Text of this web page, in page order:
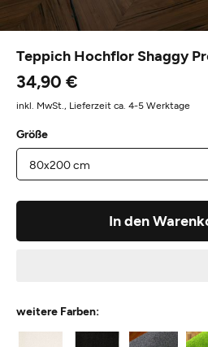
Teppich Hochflor Shaggy
34,90 €
inkl. MwSt., Lieferzeit ca. 4-5 Werktage
Größe
In den
weitere Farben: